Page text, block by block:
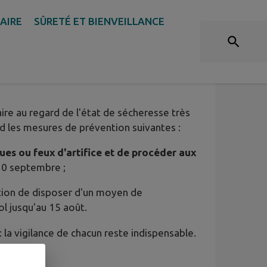
SÛRETÉ ET BIENVEILLANCE
au regard de l'état de sécheresse très
les mesures de prévention suivantes :
ou feux d'artifice et de procéder aux
septembre ;
de disposer d'un moyen de
jusqu'au 15 août.
vigilance de chacun reste indispensable.